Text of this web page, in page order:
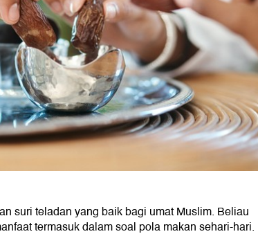
suri teladan yang baik bagi umat Muslim. Beliau
termasuk dalam soal pola makan sehari-hari.